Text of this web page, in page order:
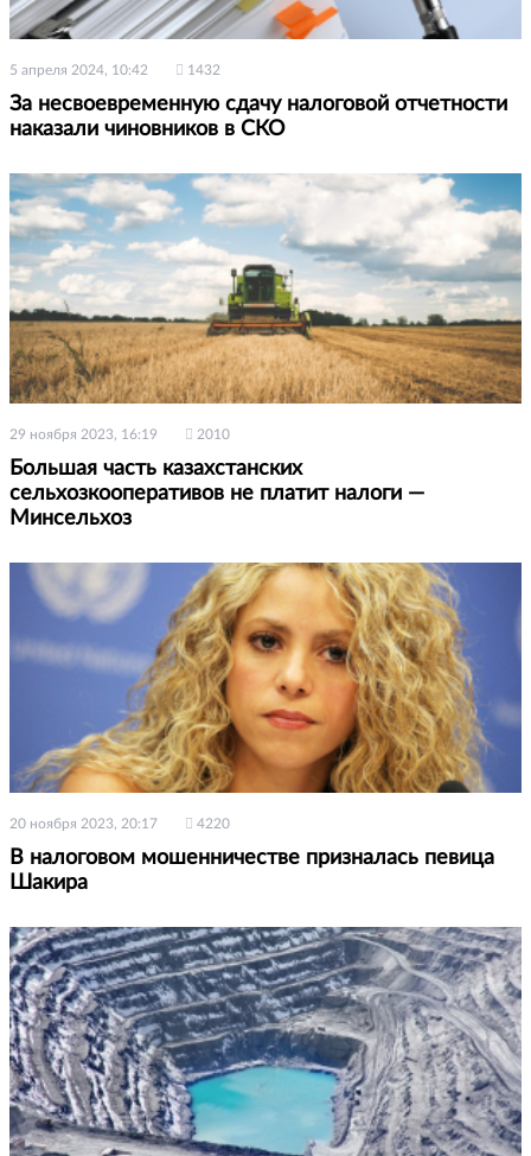
5 апреля 2024, 10:42 1432
За несвоевременную сдачу налоговой отчетности
наказали чиновников в СКО
29 ноября 2023, 16:19 2010
Большая часть казахстанских
сельхозкооперативов не платит налоги —
Минсельхоз
20 ноября 2023, 20:17 4220
В налоговом мошенничестве призналась певица
Шакира